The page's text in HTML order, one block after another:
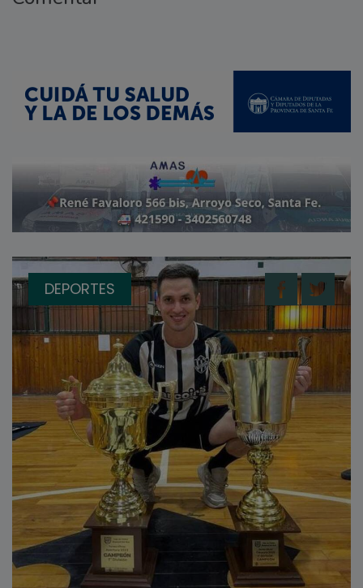
DEPORTES